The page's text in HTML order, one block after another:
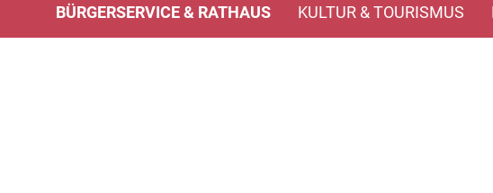
BÜRGERSERVICE & RATHAUS KULTUR & TOURISMUS